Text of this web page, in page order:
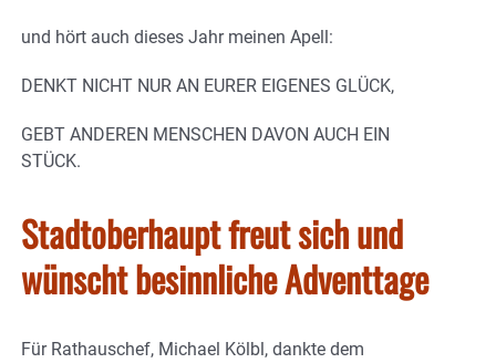
und hört auch dieses Jahr meinen Apell:
DENKT NICHT NUR AN EURER EIGENES GLÜCK,
GEBT ANDEREN MENSCHEN DAVON AUCH EIN
STÜCK.
Stadtoberhaupt freut sich und
wünscht besinnliche Adventtage
Für Rathauschef, Michael Kölbl, dankte dem